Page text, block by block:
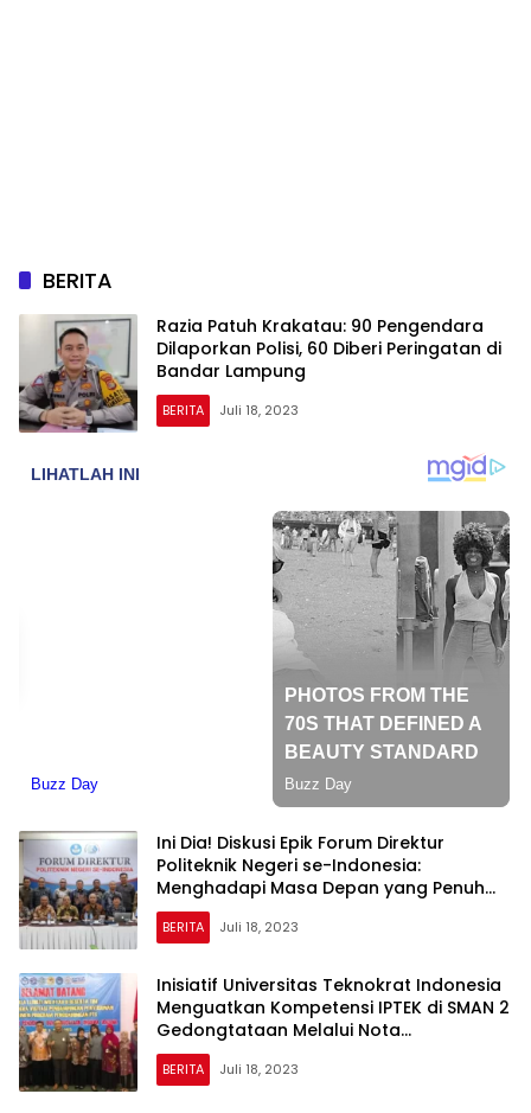
BERITA
Razia Patuh Krakatau: 90 Pengendara
Dilaporkan Polisi, 60 Diberi Peringatan di
Bandar Lampung
BERITA Juli 18, 2023
Ini Dia! Diskusi Epik Forum Direktur
Politeknik Negeri se-Indonesia:
Menghadapi Masa Depan yang Penuh
Tantangan dan Revolusi Pendidikan
Vokasi!
BERITA Juli 18, 2023
Inisiatif Universitas Teknokrat Indonesia
Menguatkan Kompetensi IPTEK di SMAN 2
Gedongtataan Melalui Nota
Kesepahaman
BERITA Juli 18, 2023